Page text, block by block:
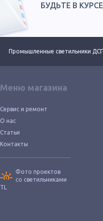
БУДЬТЕ В
Промышленные светильники
Меню магазина
Сервис и ремонт
О нас
Статьи
Контакты
Фото проектов
со светильниками
TL